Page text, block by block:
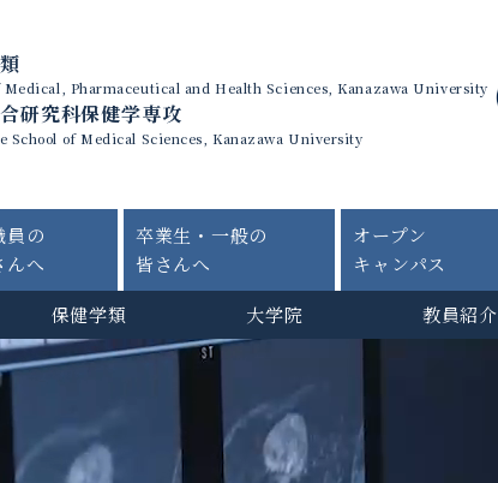
Pharmaceutical and Health Sciences, Kanazawa University
研究科保健学専攻
School of Medical Sciences, Kanazawa University
員の
んへ
卒業生・一般の
皆さんへ
オープン
キャンパス
保健学類 大学院 教員紹介